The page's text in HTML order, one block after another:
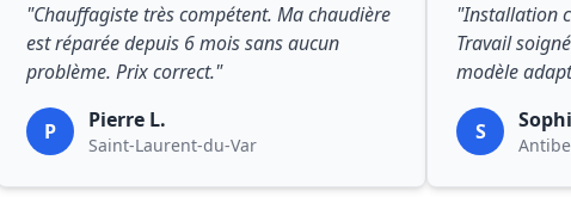
"Chauffagiste très compétent. Ma chaudière
est réparée depuis 6 mois sans aucun
problème. Prix correct."
P Pierre L.
Saint-Laurent-du-Var
"Installation
Travail
modèle
S